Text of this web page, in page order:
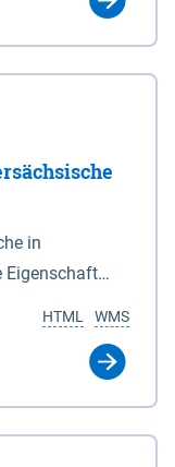
in
Eigenschaft
Für
WMS
HTML